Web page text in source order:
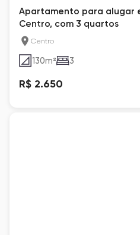
Apartamento para alugar
Centro, com 3 quartos
Centro
130m² 3
R$ 2.650